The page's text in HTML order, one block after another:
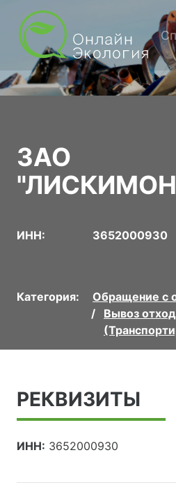
ЗАО
ИНН: 3652000930
Категория:
Обращение с
Вывоз
РЕКВИЗИТЫ
ИНН: 3652000930